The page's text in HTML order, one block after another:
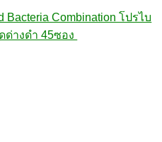
Bacteria Combination โปรไบ
างดำ 45ซอง